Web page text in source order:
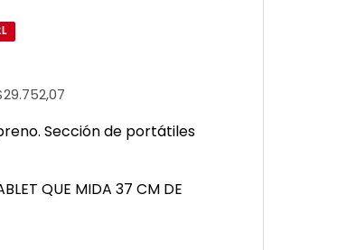
Sección de portátiles
QUE MIDA 37 CM DE